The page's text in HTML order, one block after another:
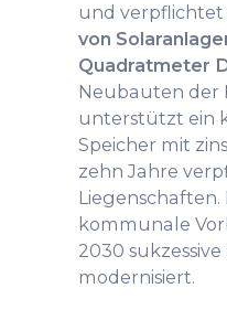
und verpflichtet
von
Quadratmeter
Neubauten der
unterstützt ein
Speicher mit
zehn Jahre
kommunale
2030
modernisiert.